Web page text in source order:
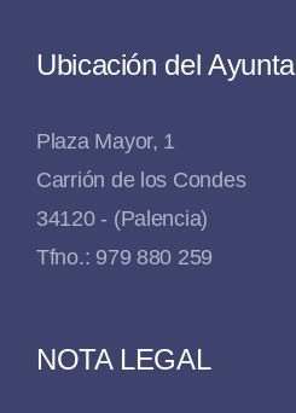
Ubicación del
Plaza Mayor, 1
Carrión de los Condes
34120 - (Palencia)
Tfno.: 979 880 259
NOTA LEGAL